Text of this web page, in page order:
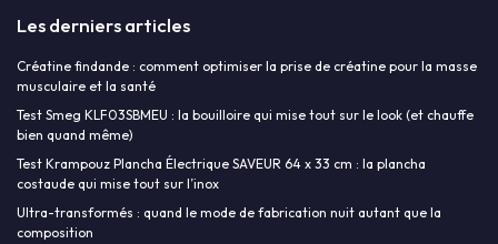
Les derniers articles
Créatine findande : comment optimiser la prise de créatine pour la masse
musculaire et la santé
Test Smeg KLF03SBMEU : la bouilloire qui mise tout sur le look (et chauffe
bien quand même)
Test Krampouz Plancha Électrique SAVEUR 64 x 33 cm : la plancha
costaude qui mise tout sur l’inox
Ultra-transformés : quand le mode de fabrication nuit autant que la
composition